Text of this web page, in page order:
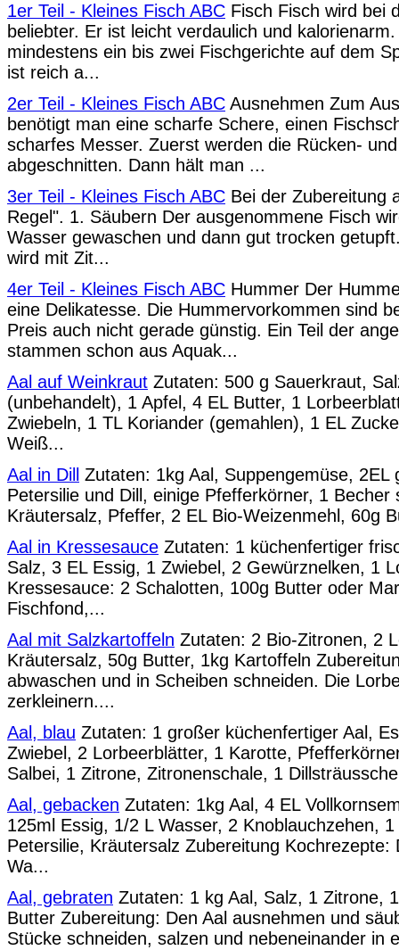
1er Teil - Kleines Fisch ABC Fisch Fisch wird bei
beliebter. Er ist leicht verdaulich und
mindestens ein bis zwei Fischgerichte auf dem
ist reich a...
2er Teil - Kleines Fisch ABC Ausnehmen Zum
benötigt man eine scharfe Schere, einen
scharfes Messer. Zuerst werden die Rücken-
abgeschnitten. Dann hält man ...
3er Teil - Kleines Fisch ABC Bei der Zubereitung
Regel". 1. Säubern Der ausgenommene Fisch
Wasser gewaschen und dann gut trocken
wird mit Zit...
4er Teil - Kleines Fisch ABC Hummer Der
eine Delikatesse. Die Hummervorkommen sind
Preis auch nicht gerade günstig. Ein Teil der
stammen schon aus Aquak...
Aal auf Weinkraut Zutaten: 500 g Sauerkraut,
(unbehandelt), 1 Apfel, 4 EL Butter, 1
Zwiebeln, 1 TL Koriander (gemahlen), 1 EL
Weiß...
Aal in Dill
Zutaten: 1kg Aal, Suppengemüse, 2EL
Petersilie und Dill, einige Pfefferkörner, 1 Becher
Kräutersalz, Pfeffer, 2 EL Bio-Weizenmehl, 60g
Aal in Kressesauce Zutaten: 1 küchenfertiger
Salz, 3 EL Essig, 1 Zwiebel, 2 Gewürznelken, 1
Kressesauce: 2 Schalotten, 100g Butter oder
Fischfond,...
Aal mit Salzkartoffeln Zutaten: 2 Bio-Zitronen, 2
Kräutersalz, 50g Butter, 1kg Kartoffeln
abwaschen und in Scheiben schneiden. Die
zerkleinern....
Aal, blau Zutaten: 1 großer küchenfertiger Aal,
Zwiebel, 2 Lorbeerblätter, 1 Karotte,
Salbei, 1 Zitrone, Zitronenschale, 1
Aal, gebacken Zutaten: 1kg Aal, 4 EL
125ml Essig, 1/2 L Wasser, 2 Knoblauchzehen,
Petersilie, Kräutersalz Zubereitung Kochrezepte:
Wa...
Aal, gebraten Zutaten: 1 kg Aal, Salz, 1 Zitrone,
Butter Zubereitung: Den Aal ausnehmen und
Stücke schneiden, salzen und nebeneinander in